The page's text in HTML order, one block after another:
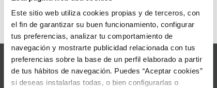
Este sitio web utiliza cookies propias y de terceros, con
el fin de garantizar su buen funcionamiento, configurar
tus preferencias, analizar tu comportamiento de
navegación y mostrarte publicidad relacionada con tus
preferencias sobre la base de un perfil elaborado a partir
de tus hábitos de navegación. Puedes “Aceptar cookies”
si deseas instalarlas todas, o bien configurarlas o
l
a
,
5
l
Error:Request failed with status code 429
7. canelones
8. gambon
9. sushi